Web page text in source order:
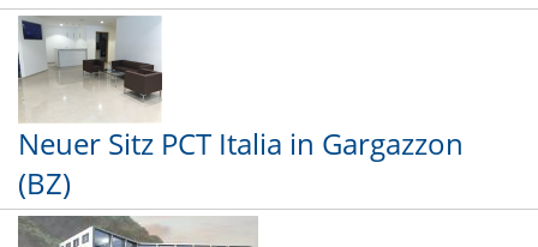
Neuer Sitz PCT Italia in Gargazzon
(BZ)